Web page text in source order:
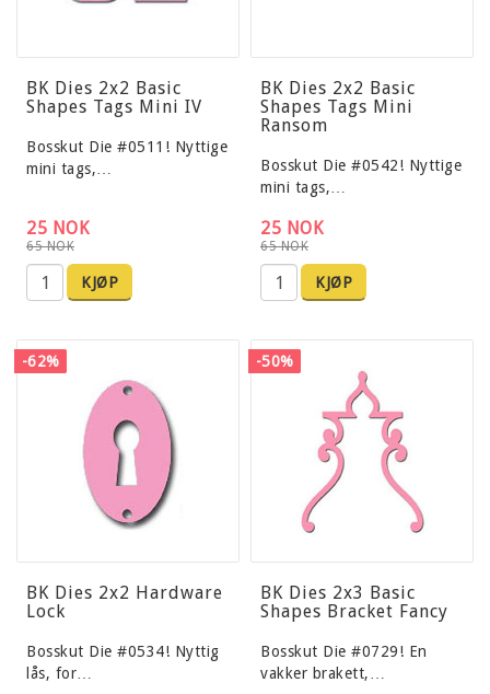
BK Dies 2x2 Basic
Shapes Tags Mini IV
Bosskut Die #0511! Nyttige
mini tags,…
65 NOK
25 NOK
KJØP
BK Dies 2x2 Basic
Shapes Tags Mini
Ransom
Bosskut Die #0542! Nyttige
mini tags,…
65 NOK
25 NOK
KJØP
-62%
BK Dies 2x2 Hardware
Lock
Bosskut Die #0534! Nyttig
lås, for…
-50%
BK Dies 2x3 Basic
Shapes Bracket Fancy
Bosskut Die #0729! En
vakker brakett,…